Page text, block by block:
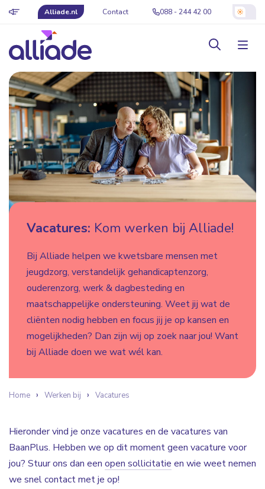
Alliade.nl Contact 088 - 244 42 00
Vacatures: Kom werken bij Alliade!
Bij Alliade helpen we kwetsbare mensen met
jeugdzorg, verstandelijk gehandicaptenzorg,
ouderenzorg, werk & dagbesteding en
maatschappelijke ondersteuning. Weet jij wat de
cliënten nodig hebben en focus jij je op kansen en
mogelijkheden? Dan zijn wij op zoek naar jou! Want
bij Alliade doen we wat wél kan.
Home Werken bij Vacatures
Hieronder vind je onze vacatures en de vacatures van
BaanPlus. Hebben we op dit moment geen vacature voor
jou? Stuur ons dan een open sollicitatie en wie weet nemen
we snel contact met je op!